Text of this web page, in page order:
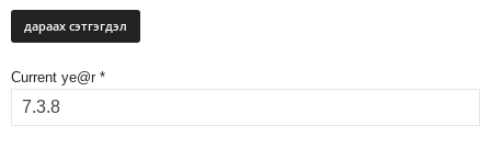
Current ye@r *